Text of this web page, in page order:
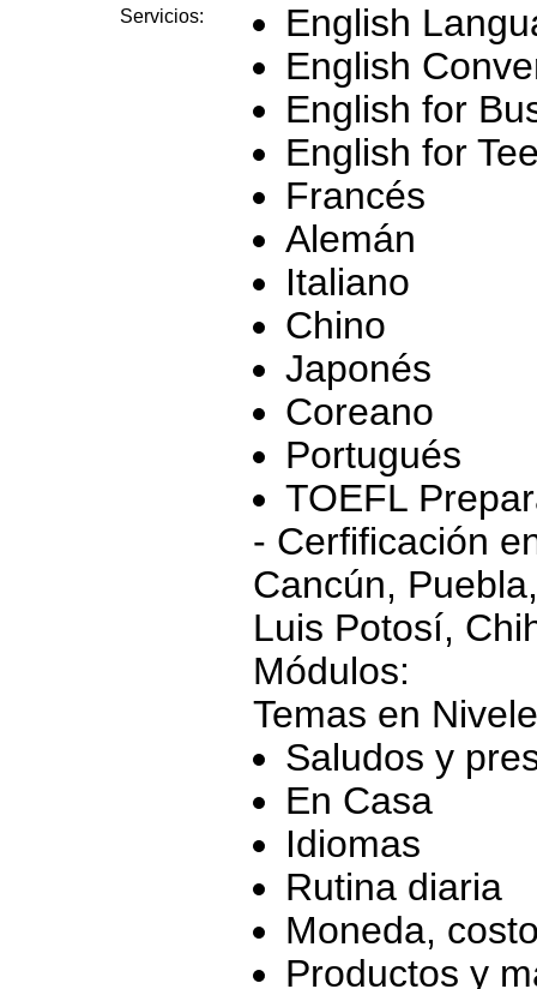
Servicios:
English
English
English for
English for
Francés
Alemán
Italiano
Chino
Japonés
Coreano
Portugués
TOEFL
- Cerfificación
Cancún,
Luis Potosí,
Módulos:
Temas en
Saludos y
En Casa
Idiomas
Rutina diaria
Moneda,
Productos y